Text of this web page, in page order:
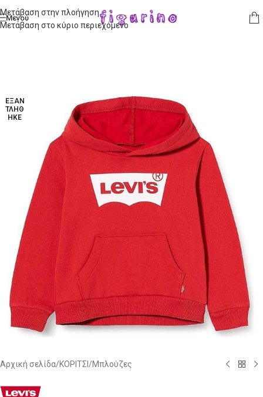
Μετάβαση στην πλοήγηση
Μετάβαση στο κύριο περιεχόμενο
Μενού
ΕΞΑΝ
ΤΛΉΘ
ΗΚΕ
Αρχική σελίδα/ΚΟΡΙΤΣΙ /Μπλούζες